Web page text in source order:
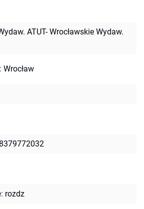
ATUT- Wrocławskie Wydaw.
: Wrocław
: rozdz